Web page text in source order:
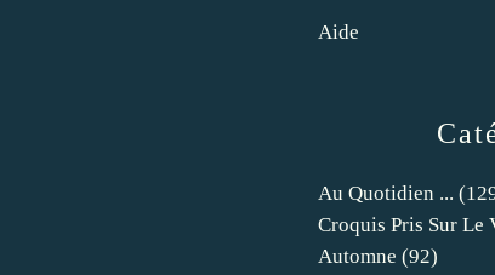
Au Quotidien ...
Croquis Pris Sur Le
Automne (92)
Aide